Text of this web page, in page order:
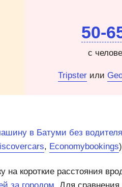
50-
с
Tripster или
в Батуми без водителя
, Economybookings
на короткие расстояния